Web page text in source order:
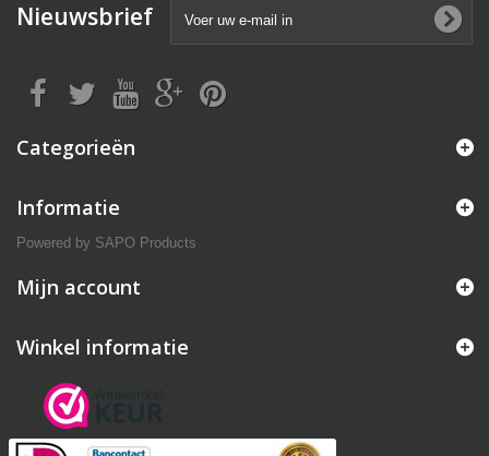
Nieuwsbrief
Categorieën
Informatie
Powered by SAPO Products
Mijn account
Winkel informatie